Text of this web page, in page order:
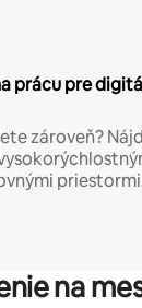
prácu pre
zároveň?
na